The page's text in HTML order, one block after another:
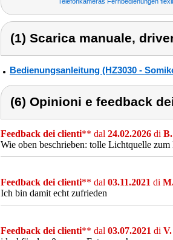
(1) Scarica manuale,
Bedienungsanleitung (HZ3030 -
(6) Opinioni e feedback
Feedback dei clienti** dal 24.02.2026 di
Wie oben beschrieben: tolle Lichtquelle
Feedback dei clienti** dal 03.11.2021 di
Ich bin damit echt zufrieden
Feedback dei clienti** dal 03.07.2021 di